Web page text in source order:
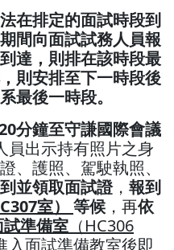
在排定的面試時段到
間向面試試務人員報
達，則排在該時段最
則安排至下一時段後
最後一時段。
分鐘至守謙國際會議
員出示持有照片之身
、護照、駕駛執照、
並領取面試證， 報到
室） 等候 ，再依
試準備室 （HC306
入面試準備教室後即